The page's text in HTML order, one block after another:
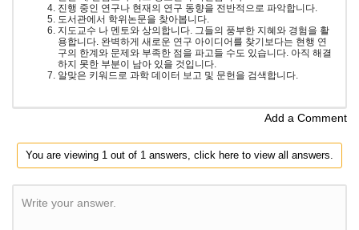
진행 중인 연구나 현재의 연구 동향을 전반적으로 파악합니다.
도서관에서 학위논문을 찾아봅니다.
지도교수 나 멘토와 상의합니다. 그들의 풍부한 지혜와 경험을 활
용합니다. 완벽하게 새로운 연구 아이디어를 찾기보다는 현행 연
구의 한계와 문제와 부족한 점을 파고들 수도 있습니다. 아직 해결
하지 못한 부분이 남아 있을 것입니다.
알맞은 키워드로 과학 데이터 보고 및 문헌을 검색합니다.
Add a Comment
You are viewing 1 out of 1 answers, click here to view all answers.
Write your answer.